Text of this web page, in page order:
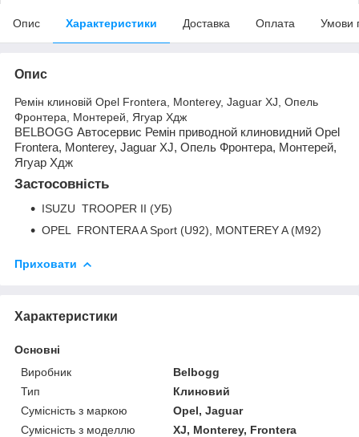
Опис Характеристики Доставка Оплата Умови
Опис
Ремін клиновій Opel Frontera, Monterey, Jaguar XJ, Опель
Фронтера, Монтерей, Ягуар Хдж
BELBOGG Автосервис Ремін приводной клиновидний Opel
Frontera, Monterey, Jaguar XJ, Опель Фронтера, Монтерей,
Ягуар Хдж
Застосовність
ISUZU TROOPER II (УБ)
OPEL FRONTERA A Sport (U92), MONTEREY A (M92)
Приховати
Характеристики
Основні
Виробник
Belbogg
Тип
Клиновий
Сумісність з маркою
Opel, Jaguar
Сумісність з моделлю
XJ, Monterey, Frontera